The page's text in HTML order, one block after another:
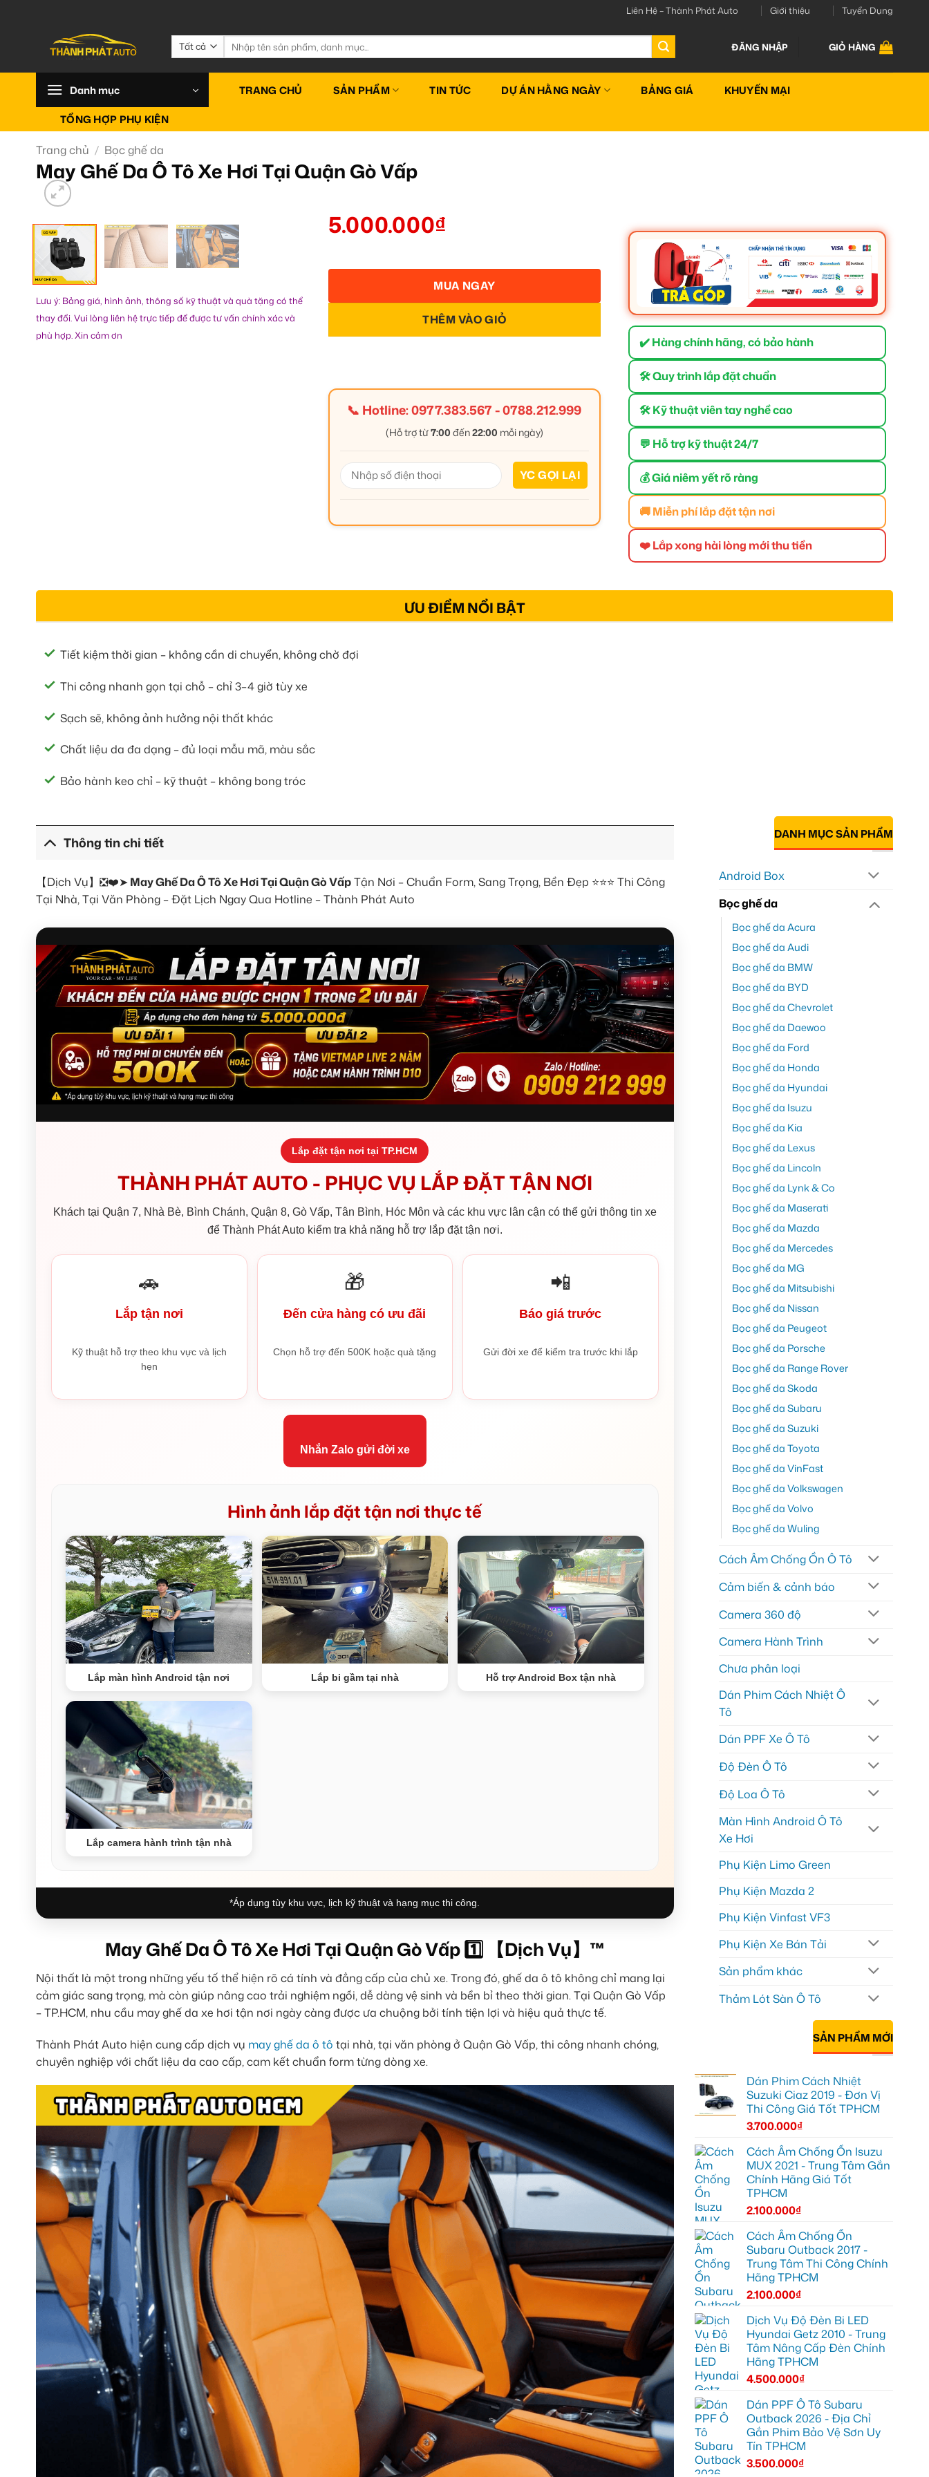
Liên Hệ – Thành Phát Auto Giới thiệu Tuyển Dụng
Tìm
kiếm:
ĐĂNG NHẬP GIỎ HÀNG
Danh mục TRANG CHỦ SẢN PHẨM TIN TỨC DỰ ÁN HẰNG NGÀY BẢNG GIÁ KHUYẾN MẠI
TỔNG HỢP PHỤ KIỆN
Trang chủ / Bọc ghế da
May Ghế Da Ô Tô Xe Hơi Tại Quận Gò Vấp
Lưu ý: Bảng giá, hình ảnh, thông số kỹ thuật và quà tặng có thể
thay đổi. Vui lòng liên hệ trực tiếp để được tư vấn chính xác và
phù hợp. Xin cảm ơn
5.000.000₫
THÊM VÀO GIỎ
MUA NGAY
📞 Hotline:0977.383.567-0788.212.999
(Hỗ trợ từ7:00 đến22:00 mỗi ngày)
✔️ Hàng chính hãng, có bảo hành
🛠 Quy trình lắp đặt chuẩn
🛠 Kỹ thuật viên tay nghề cao
💬 Hỗ trợ kỹ thuật 24/7
💰 Giá niêm yết rõ ràng
🚚 Miễn phí lắp đặt tận nơi
❤️ Lắp xong hài lòng mới thu tiền
ƯU ĐIỂM NỔI BẬT
Tiết kiệm thời gian – không cần di chuyển, không chờ đợi
Thi công nhanh gọn tại chỗ – chỉ 3–4 giờ tùy xe
Sạch sẽ, không ảnh hưởng nội thất khác
Chất liệu da đa dạng – đủ loại mẫu mã, màu sắc
Bảo hành keo chỉ – kỹ thuật – không bong tróc
Thông tin chi tiết
【Dịch Vụ】❎❤️➤ May Ghế Da Ô Tô Xe Hơi Tại Quận Gò VấpTận Nơi – Chuẩn Form, Sang Trọng, Bền Đẹp ⭐⭐⭐ Thi Công
Tại Nhà, Tại Văn Phòng – Đặt Lịch Ngay Qua Hotline – Thành Phát Auto
Lắp đặt tận nơi tại TP.HCM
THÀNH PHÁT AUTO - PHỤC VỤ LẮP ĐẶT TẬN NƠI
Khách tại Quận 7, Nhà Bè, Bình Chánh, Quận 8, Gò Vấp, Tân Bình, Hóc Môn và các khu vực lân cận có thể gửi thông tin xe
để Thành Phát Auto kiểm tra khả năng hỗ trợ lắp đặt tận nơi.
🚗
Lắp tận nơi
Kỹ thuật hỗ trợ theo khu vực và lịch
hẹn
🎁
Đến cửa hàng có ưu đãi
Chọn hỗ trợ đến 500K hoặc quà tặng
📲
Báo giá trước
Gửi đời xe để kiểm tra trước khi lắp
Nhắn Zalo gửi đời xe
Hình ảnh lắp đặt tận nơi thực tế
Lắp màn hình Android tận nơi Lắp bi gầm tại nhà Hỗ trợ Android Box tận nhà
Lắp camera hành trình tận nhà
*Áp dụng tùy khu vực, lịch kỹ thuật và hạng mục thi công.
May Ghế Da Ô Tô Xe Hơi Tại Quận Gò Vấp 1️⃣ 【Dịch Vụ】™
Nội thất là một trong những yếu tố thể hiện rõ cá tính và đẳng cấp của chủ xe. Trong đó, ghế da ô tô không chỉ mang lại
cảm giác sang trọng, mà còn giúp nâng cao trải nghiệm ngồi, dễ dàng vệ sinh và bền bỉ theo thời gian. Tại Quận Gò Vấp
– TP.HCM, nhu cầu may ghế da xe hơi tận nơi ngày càng được ưa chuộng bởi tính tiện lợi và hiệu quả thực tế.
Thành Phát Auto hiện cung cấp dịch vụ may ghế da ô tô tại nhà, tại văn phòng ở Quận Gò Vấp, thi công nhanh chóng,
chuyên nghiệp với chất liệu da cao cấp, cam kết chuẩn form từng dòng xe.
DANH MỤC SẢN PHẨM
Android Box
Bọc ghế da
Bọc ghế da Acura
Bọc ghế da Audi
Bọc ghế da BMW
Bọc ghế da BYD
Bọc ghế da Chevrolet
Bọc ghế da Daewoo
Bọc ghế da Ford
Bọc ghế da Honda
Bọc ghế da Hyundai
Bọc ghế da Isuzu
Bọc ghế da Kia
Bọc ghế da Lexus
Bọc ghế da Lincoln
Bọc ghế da Lynk & Co
Bọc ghế da Maserati
Bọc ghế da Mazda
Bọc ghế da Mercedes
Bọc ghế da MG
Bọc ghế da Mitsubishi
Bọc ghế da Nissan
Bọc ghế da Peugeot
Bọc ghế da Porsche
Bọc ghế da Range Rover
Bọc ghế da Skoda
Bọc ghế da Subaru
Bọc ghế da Suzuki
Bọc ghế da Toyota
Bọc ghế da VinFast
Bọc ghế da Volkswagen
Bọc ghế da Volvo
Bọc ghế da Wuling
Cách Âm Chống Ồn Ô Tô
Cảm biến & cảnh báo
Camera 360 độ
Camera Hành Trình
Chưa phân loại
Dán Phim Cách Nhiệt Ô
Tô
Dán PPF Xe Ô Tô
Độ Đèn Ô Tô
Độ Loa Ô Tô
Màn Hình Android Ô Tô
Xe Hơi
Phụ Kiện Limo Green
Phụ Kiện Mazda 2
Phụ Kiện Vinfast VF3
Phụ Kiện Xe Bán Tải
Sản phẩm khác
Thảm Lót Sàn Ô Tô
SẢN PHẨM MỚI
Dán Phim Cách Nhiệt
Suzuki Ciaz 2019 - Đơn Vị
Thi Công Giá Tốt TPHCM
3.700.000₫
Cách Âm Chống Ồn Isuzu
MUX 2021 - Trung Tâm Gắn
Chính Hãng Giá Tốt
TPHCM
2.100.000₫
Cách Âm Chống Ồn
Subaru Outback 2017 -
Trung Tâm Thi Công Chính
Hãng TPHCM
2.100.000₫
Dịch Vụ Độ Đèn Bi LED
Hyundai Getz 2010 - Trung
Tâm Nâng Cấp Đèn Chính
Hãng TPHCM
4.500.000₫
Dán PPF Ô Tô Subaru
Outback 2026 - Địa Chỉ
Gắn Phim Bảo Vệ Sơn Uy
Tín TPHCM
3.500.000₫